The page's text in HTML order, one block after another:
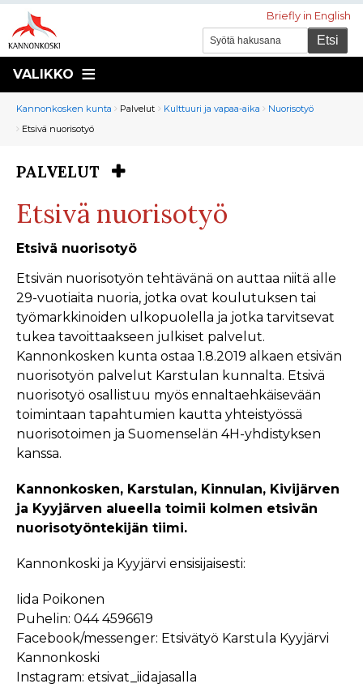
Briefly in English
VALIKKO
Murupolku
You
are
Kannonkosken kunta Palvelut Kulttuuri ja vapaa-aika
Nuorisotyö
Etsivä nuorisotyö
You
here:
PALVELUT
Etsivä nuorisotyö
Etsivä nuorisotyö
Etsivän nuorisotyön tehtävänä on auttaa niitä alle
29-vuotiaita nuoria, jotka ovat koulutuksen tai
työmarkkinoiden ulkopuolella ja jotka tarvitsevat
tukea tavoittaakseen julkiset palvelut.
Kannonkosken kunta ostaa 1.8.2019 alkaen etsivän
nuorisotyön palvelut Karstulan kunnalta. Etsivä
nuorisotyö osallistuu myös ennaltaehkäisevään
toimintaan tapahtumien kautta yhteistyössä
nuorisotoimen ja Suomenselän 4H-yhdistyksen
kanssa.
Kannonkosken, Karstulan, Kinnulan, Kivijärven
ja Kyyjärven alueella toimii kolmen etsivän
nuorisotyöntekijän tiimi.
Kannonkoski ja Kyyjärvi ensisijaisesti:
Iida Poikonen
Puhelin: 044 4596619
Facebook/messenger: Etsivätyö Karstula Kyyjärvi
Kannonkoski
Instagram: etsivat_iidajasalla